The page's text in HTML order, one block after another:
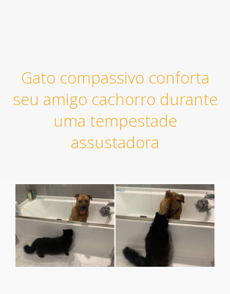
Gato compassivo conforta
seu amigo cachorro durante
uma tempestade
assustadora